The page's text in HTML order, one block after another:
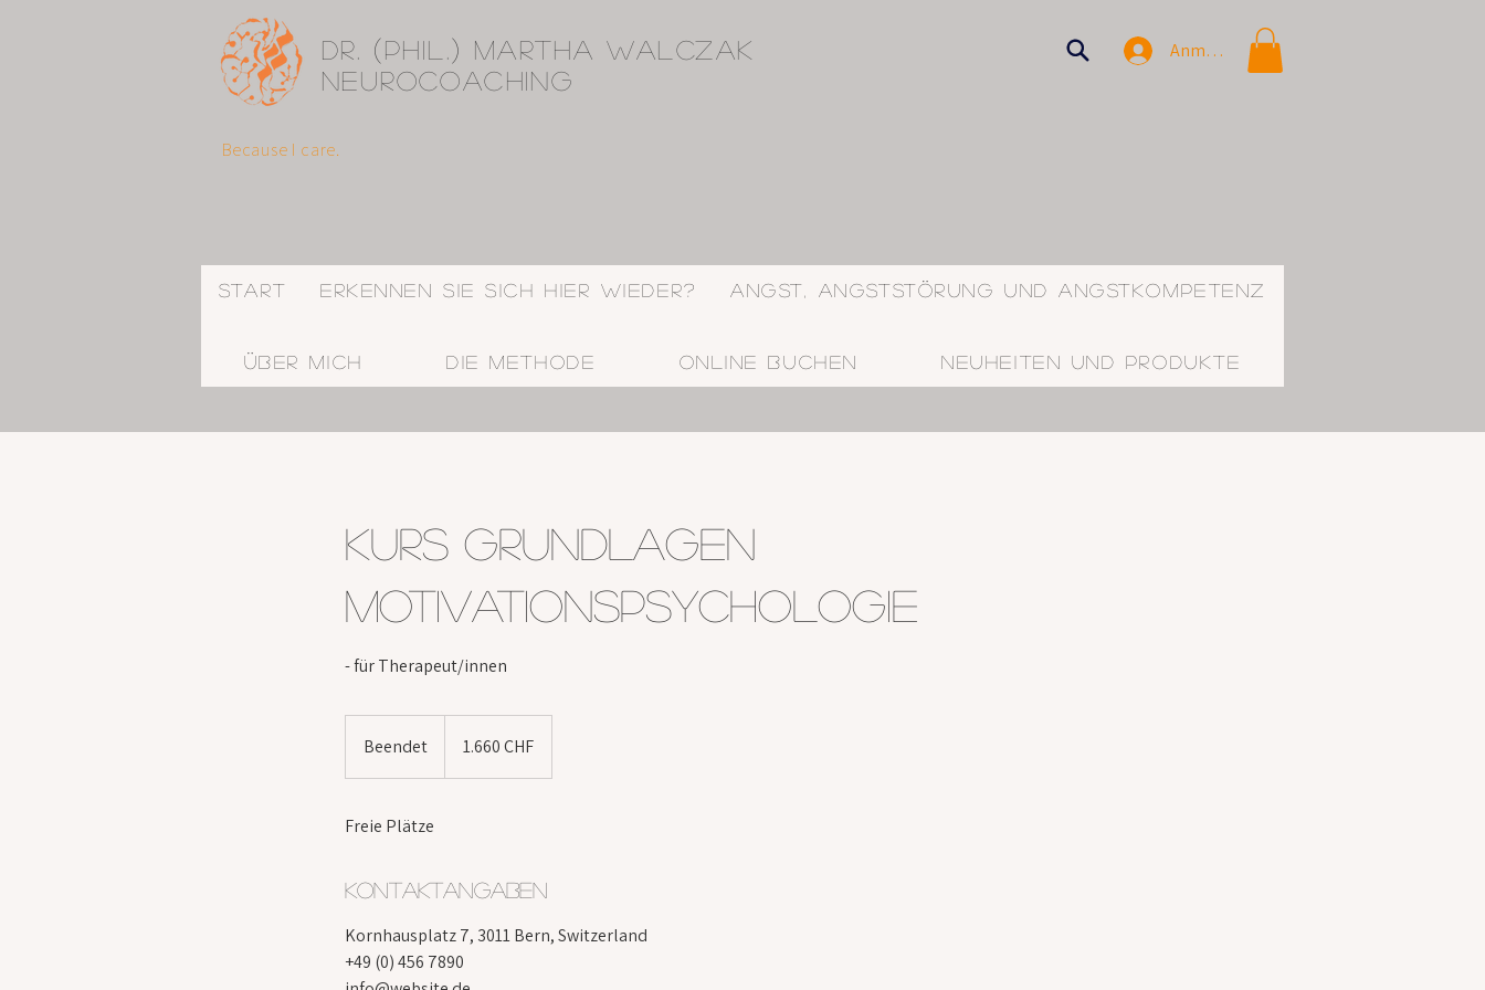
Dr. (phil. )
Martha Walczak
Neurocoaching
Anmelden
Because I care.
Start Erkennen Sie sich hier wieder? Angst, Angststörung und Angstkompetenz
Über mich Die Methode Online buchen Neuheiten und Produkte
Kurs Grundlagen
Motivationspsychologie
- für Therapeut/innen
Beendet
e
n
e
t
Franken
1.660 CHF
Freie Plätze
Kontaktangaben
Kornhausplatz 7, 3011 Bern, Switzerland
+49 (0) 456 7890